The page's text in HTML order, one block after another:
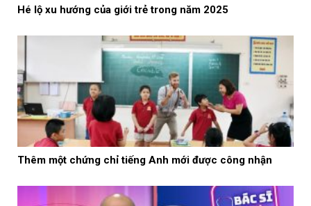
Hé lộ xu hướng của giới trẻ trong năm 2025
Thêm một chứng chỉ tiếng Anh mới được công nhận